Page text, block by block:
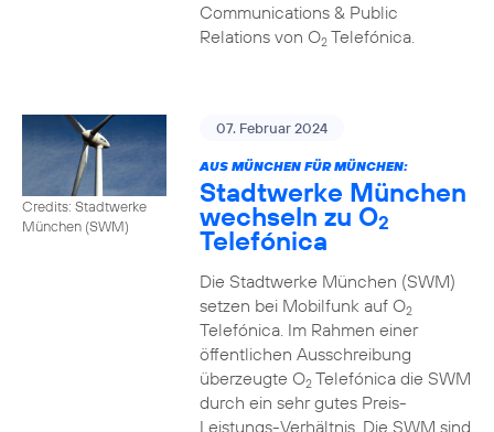
Communications & Public
Relations von O2Telefónica.
Credits: Stadtwerke
München (SWM)
07. Februar 2024
AUS MÜNCHEN FÜR MÜNCHEN:
Stadtwerke München
wechseln zu O2
Telefónica
Die Stadtwerke München (SWM)
setzen bei Mobilfunk auf O2
Telefónica. Im Rahmen einer
öffentlichen Ausschreibung
überzeugte O2Telefónica die SWM
durch ein sehr gutes Preis-
Leistungs-Verhältnis. Die SWM sind